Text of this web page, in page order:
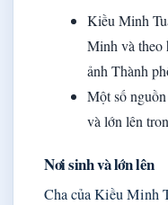
Kiều Minh
Minh và theo
ảnh Thành
Một số
và lớn lên
Nơi sinh và lớn lên
Cha của Kiều Minh